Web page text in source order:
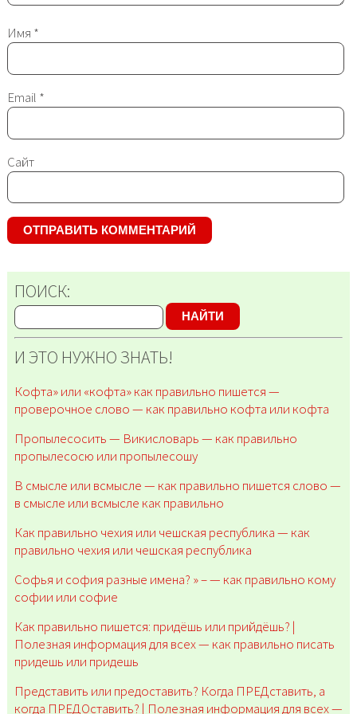
Имя *
Email *
Сайт
ПОИСК:
НАЙТИ
И ЭТО НУЖНО ЗНАТЬ!
Кофта» или «кофта» как правильно пишется —
проверочное слово — как правильно кофта или кофта
Пропылесосить — Викисловарь — как правильно
пропылесосю или пропылесошу
В смысле или всмысле — как правильно пишется слово —
в смысле или всмысле как правильно
Как правильно чехия или чешская республика — как
правильно чехия или чешская республика
Софья и софия разные имена? » – — как правильно кому
софии или софие
Как правильно пишется: придёшь или прийдёшь? |
Полезная информация для всех — как правильно писать
придешь или придешь
Представить или предоставить? Когда ПРЕДставить, а
когда ПРЕДОставить? | Полезная информация для всех —